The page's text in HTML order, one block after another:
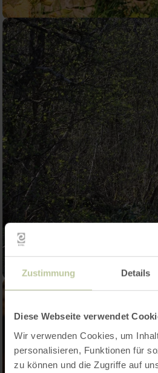
Zustimmung Details
Diese Webseite verwendet
Wir verwenden Cookies, um
personalisieren, Funktionen für
zu können und die Zugriffe auf